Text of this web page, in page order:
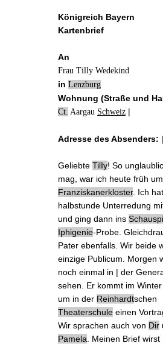
Königreich Bayern
Kartenbrief
An
Frau Tilly Wedekind
in Lenzburg
Wohnung (Straße und
Ct. Aargau Schweiz |
Adresse des Absenders: |
GeliebteTilIy! So
mag, war ich heute früh
Franziskanerkloster. Ich
halbstunde Unterredung
und ging dann ins
Iphigenie-Probe.
Pater ebenfalls. Wir beide
einzige Publicum. Morgen
noch einmal in | der
sehen. Er kommt im
um in der Reinhardtschen
Theaterschule einen
Wir sprachen auch von Dir
Pamela . Meinen Brief